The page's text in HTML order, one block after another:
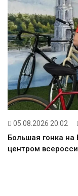
05.08.2026 20:02
Большая гонка на
центром